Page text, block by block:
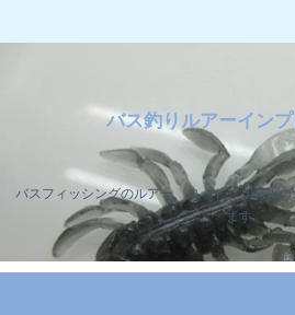
バス釣りルアーイン
バスフィッシングのルアー、ロッド、リール
ます。